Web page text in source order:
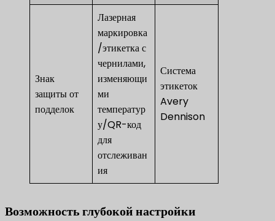
Знак
защиты от
подделок
Лазерная
маркировка
/этикетка с
чернилами,
изменяющи
ми
температур
у/QR-код
для
отслеживан
ия
Система
этикеток
Avery
Dennison
Возможность глубокой настройки